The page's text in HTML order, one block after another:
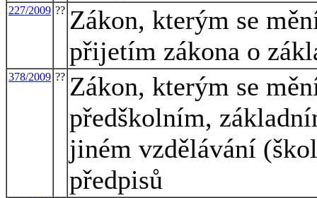
227/2009 ?? Zákon, kterým se
přijetím zákona o
378/2009 ?? Zákon, kterým se
předškolním,
jiném vzdělávání
předpisů